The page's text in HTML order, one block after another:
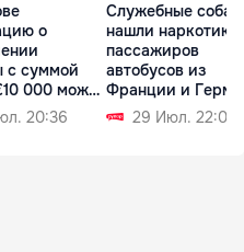
о
с суммой
000 можно
20:36
Служебные
нашли наркотики
пассажиров
автобусов из
Франции и
29 Июл. 22:07